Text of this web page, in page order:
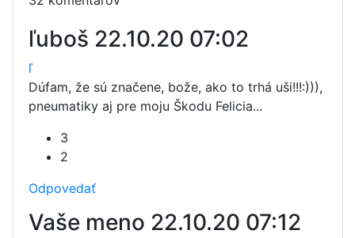
ľuboš 22.10.20 07:02
ľ
Dúfam, že sú značene, bože, ako to trhá uši!!!:))),
pneumatiky aj pre moju Škodu Felicia...
3
2
Odpovedať
Vaše meno 22.10.20 07:12